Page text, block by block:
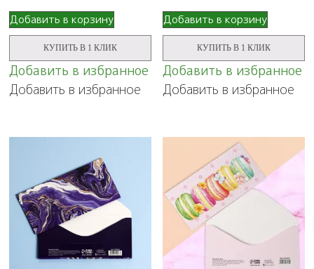
Добавить в корзину
КУПИТЬ В 1 КЛИК
Добавить в избранное
Добавить в избранное
Добавить в корзину
КУПИТЬ В 1 КЛИК
Добавить в избранное
Добавить в избранное